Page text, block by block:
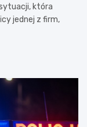
która
jednej z firm,